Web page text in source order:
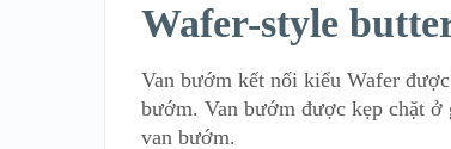
Wafer-style
Van bướm kết nối kiểu Wafer
bướm. Van bướm được kẹp chặt ở
van bướm.